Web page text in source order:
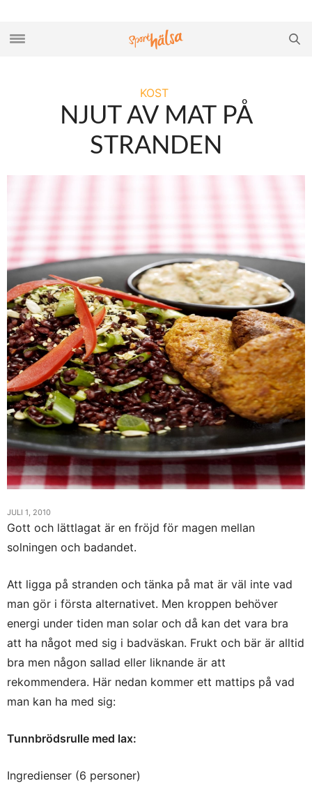
KOST
NJUT AV MAT PÅ
STRANDEN
JULI 1, 2010
Gott och lättlagat är en fröjd för magen mellan
solningen och badandet.
Att ligga på stranden och tänka på mat är väl inte vad
man gör i första alternativet. Men kroppen behöver
energi under tiden man solar och då kan det vara bra
att ha något med sig i badväskan. Frukt och bär är alltid
bra men någon sallad eller liknande är att
rekommendera. Här nedan kommer ett mattips på vad
man kan ha med sig:
Tunnbrödsrulle med lax:
Ingredienser (6 personer)